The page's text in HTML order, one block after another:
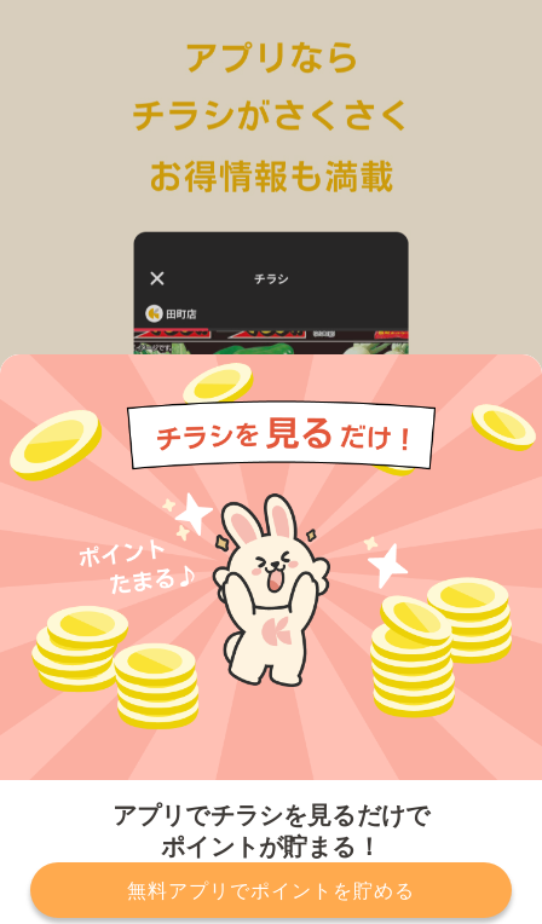
アプリでチラシを見るだけで
ポイントが貯まる！
無料アプリでポイントを貯める
プライバシーポリシー 利用規約 運営会社